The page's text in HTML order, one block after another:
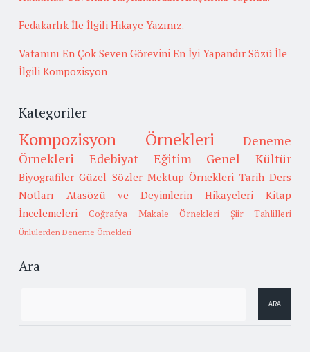
Fedakarlık İle İlgili Hikaye Yazınız.
Vatanını En Çok Seven Görevini En İyi Yapandır Sözü İle
İlgili Kompozisyon
Kategoriler
Kompozisyon Örnekleri
Deneme
Örnekleri
Edebiyat Eğitim Genel Kültür
Biyografiler Güzel Sözler Mektup Örnekleri Tarih Ders
Notları
Atasözü ve Deyimlerin Hikayeleri
Kitap
İncelemeleri
Coğrafya Makale Örnekleri Şiir Tahlilleri
Ünlülerden Deneme Örnekleri
Ara